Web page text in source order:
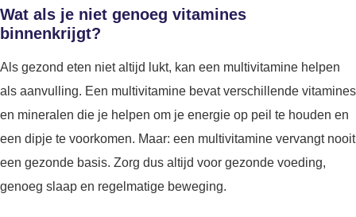
Wat als je niet genoeg vitamines
binnenkrijgt?
Als gezond eten niet altijd lukt, kan een multivitamine helpen
als aanvulling. Een multivitamine bevat verschillende vitamines
en mineralen die je helpen om je energie op peil te houden en
een dipje te voorkomen. Maar: een multivitamine vervangt nooit
een gezonde basis. Zorg dus altijd voor gezonde voeding,
genoeg slaap en regelmatige beweging.